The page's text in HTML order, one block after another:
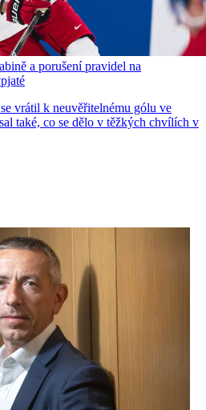
a porušení pravidel na
vrátil k neuvěřitelnému gólu ve
také, co se dělo v těžkých chvílích v